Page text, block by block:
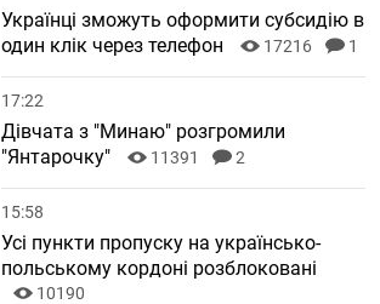
Українці зможуть оформити субсидію в
один клік через телефон
17216 1
17:22
Дівчата з "Минаю" розгромили
"Янтарочку"
11391 2
15:58
Усі пункти пропуску на українсько-
польському кордоні розблоковані
10190